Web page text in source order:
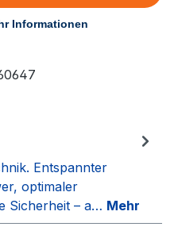
Entspannter
optimaler
Sicherheit – a… Mehr